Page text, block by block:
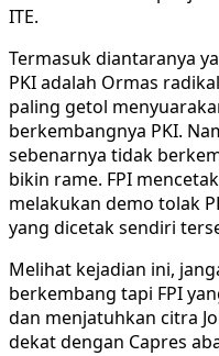
ITE.
Termasuk diantaranya
PKI adalah Ormas
paling getol
berkembangnya PKI.
sebenarnya tidak
bikin rame. FPI
melakukan demo tolak
yang dicetak sendiri
Melihat kejadian ini,
berkembang tapi FPI
dan menjatuhkan citra
dekat dengan Capres